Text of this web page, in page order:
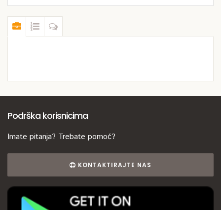
Podrška korisnicima
Imate pitanja? Trebate pomoć?
KONTAKTIRAJTE NAS